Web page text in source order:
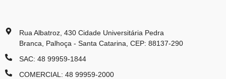
Rua Albatroz, 430 Cidade Universitária Pedra
Branca, Palhoça - Santa Catarina, CEP: 88137-290
SAC: 48 99959-1844
COMERCIAL: 48 99959-2000